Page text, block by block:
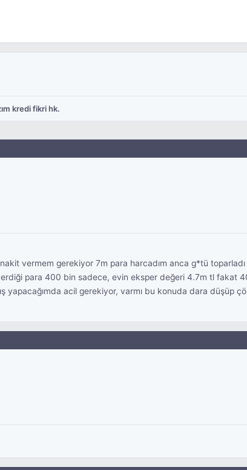
kredi fikri hk.
vermem gerekiyor 7m para harcadım anca g*tü
para 400 bin sadece, evin eksper değeri 4.7m tl fakat
yapacağımda acil gerekiyor, varmı bu konuda dara düşüp